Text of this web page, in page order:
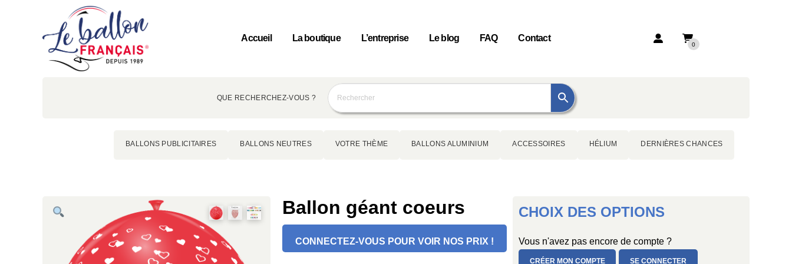
Accueil La boutique L’entreprise Le blog FAQ Contact
0
QUE RECHERCHEZ-VOUS ?
BALLONS PUBLICITAIRES BALLONS NEUTRES VOTRE THÈME BALLONS ALUMINIUM ACCESSOIRES HÉLIUM DERNIÈRES CHANCES
Ballon géant coeurs
CONNECTEZ-VOUS POUR VOIR NOS PRIX !
CHOIX DES OPTIONS
Vous n'avez pas encore de compte ?
CRÉER MON COMPTE SE CONNECTER